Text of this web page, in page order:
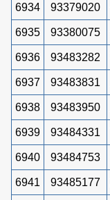
6934 93379020
6935 93380075
6936 93483282
6937 93483831
6938 93483950
6939 93484331
6940 93484753
6941 93485177